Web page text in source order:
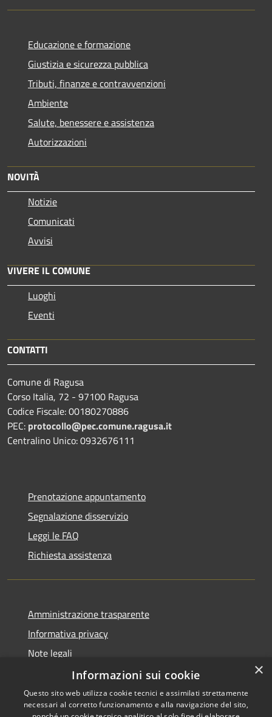
Educazione e formazione
Giustizia e sicurezza pubblica
Tributi, finanze e contravvenzioni
Ambiente
Salute, benessere e assistenza
Autorizzazioni
NOVITÀ
Notizie
Comunicati
Avvisi
VIVERE IL COMUNE
Luoghi
Eventi
CONTATTI
Comune di Ragusa
Corso Italia, 72 - 97100 Ragusa
Codice Fiscale: 00180270886
PEC: protocollo@pec.comune.ragusa.it
Centralino Unico: 0932676111
Prenotazione appuntamento
Segnalazione disservizio
Leggi le FAQ
Richiesta assistenza
Amministrazione trasparente
Informativa privacy
Note legali
Dichiarazione di accessibilità
×
Informazioni sui cookie
Questo sito web utilizza cookie tecnici e assimilati strettamente
necessari al corretto funzionamento e alla navigazione del sito,